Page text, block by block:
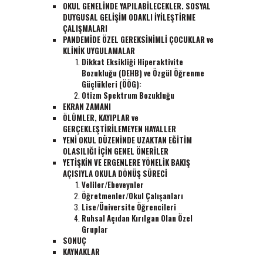
OKUL GENELİNDE YAPILABİLECEKLER. SOSYAL
DUYGUSAL GELİŞİM ODAKLI İYİLEŞTİRME
ÇALIŞMALARI
PANDEMİDE ÖZEL GEREKSİNİMLİ ÇOCUKLAR ve
KLİNİK UYGULAMALAR
Dikkat Eksikliği Hiperaktivite
Bozukluğu (DEHB) ve Özgül Öğrenme
Güçlükleri (ÖÖG):
Otizm Spektrum Bozukluğu
EKRAN ZAMANI
ÖLÜMLER, KAYIPLAR ve
GERÇEKLEŞTİRİLEMEYEN HAYALLER
YENİ OKUL DÜZENİNDE UZAKTAN EĞİTİM
OLASILIĞI İÇİN GENEL ÖNERİLER
YETİŞKİN VE ERGENLERE YÖNELİK BAKIŞ
AÇISIYLA OKULA DÖNÜŞ SÜRECİ
Veliler/Ebeveynler
Öğretmenler/Okul Çalışanları
Lise/Üniversite Öğrencileri
Ruhsal Açıdan Kırılgan Olan Özel
Gruplar
SONUÇ
KAYNAKLAR